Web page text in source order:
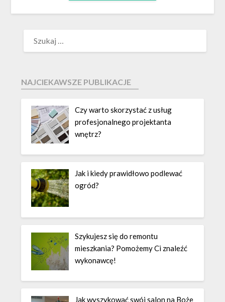
NAJCIEKAWSZE PUBLIKACJE
Czy warto skorzystać z usług
profesjonalnego projektanta
wnętrz?
Jak i kiedy prawidłowo podlewać
ogród?
Szykujesz się do remontu
mieszkania? Pomożemy Ci znaleźć
wykonawcę!
Jak wyszykować swój salon na Boże